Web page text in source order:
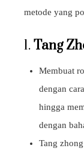
metode yang
1.Tang
Membuat
dengan
hingga
dengan
Tang